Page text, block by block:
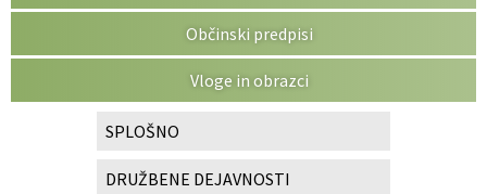
Občinski predpisi
Vloge in obrazci
SPLOŠNO
DRUŽBENE DEJAVNOSTI